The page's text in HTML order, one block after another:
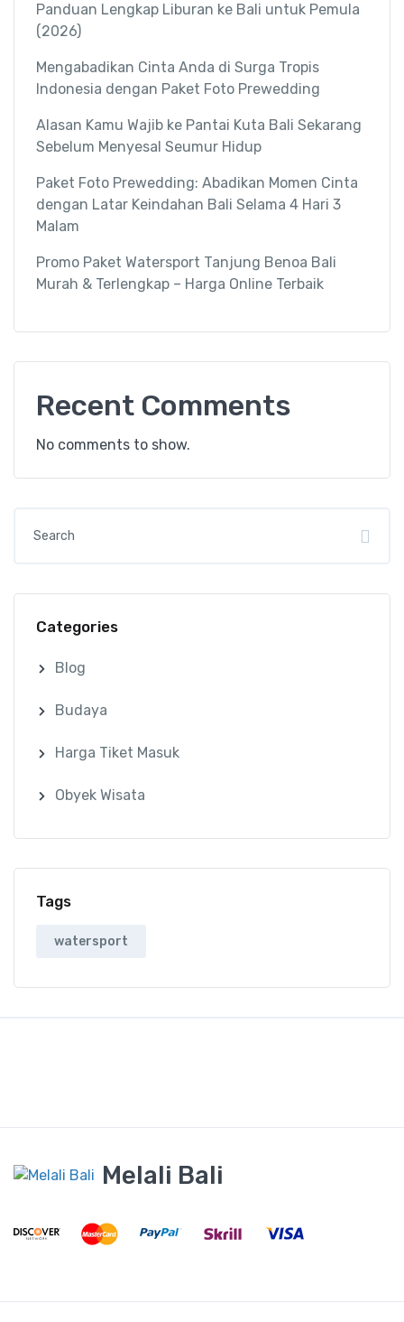
Panduan Lengkap Liburan ke Bali untuk Pemula
(2026)
Mengabadikan Cinta Anda di Surga Tropis
Indonesia dengan Paket Foto Prewedding
Alasan Kamu Wajib ke Pantai Kuta Bali Sekarang
Sebelum Menyesal Seumur Hidup
Paket Foto Prewedding: Abadikan Momen Cinta
dengan Latar Keindahan Bali Selama 4 Hari 3
Malam
Promo Paket Watersport Tanjung Benoa Bali
Murah & Terlengkap – Harga Online Terbaik
Recent Comments
No comments to show.
Categories
Blog
Budaya
Harga Tiket Masuk
Obyek Wisata
Tags
watersport
Melali Bali